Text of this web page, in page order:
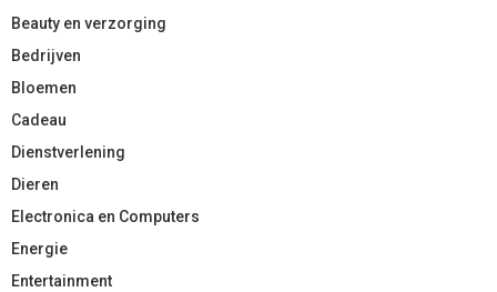
Beauty en verzorging
Bedrijven
Bloemen
Cadeau
Dienstverlening
Dieren
Electronica en Computers
Energie
Entertainment